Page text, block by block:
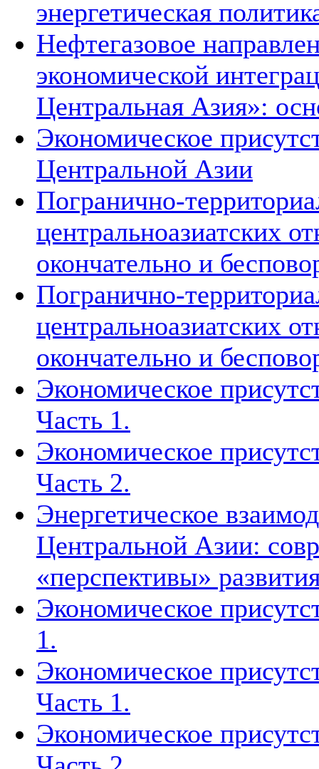
энергетическая
Нефтегазовое
экономической
Центральная Азия»:
Экономическое
Центральной Азии
Погранично-
центральноазиатских
окончательно и
Погранично-
центральноазиатских
окончательно и
Экономическое
Часть 1.
Экономическое
Часть 2.
Энергетическое
Центральной Азии:
«перспективы»
Экономическое
1.
Экономическое
Часть 1.
Экономическое